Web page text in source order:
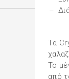
Tα
Το
από